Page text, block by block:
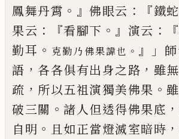
鳳舞丹霄 。』佛眼云 ：『鐵
果云 ：『看腳下 。』 演云 ：『
勤耳 。 克勤乃佛果諱也 。 』」
語 ，各各俱有出身之路 ， 雖
疏 ， 所以五祖演獨美佛果 。
破三關 。諸人但透得佛果底 ，
自明 。 且如正當燈滅室暗時 ，